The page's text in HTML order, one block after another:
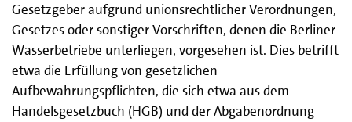
Gesetzgeber aufgrund unionsrechtlicher Verordnungen,
Gesetzes oder sonstiger Vorschriften, denen die Berliner
Wasserbetriebe unterliegen, vorgesehen ist. Dies betrifft
etwa die Erfüllung von gesetzlichen
Aufbewahrungspflichten, die sich etwa aus dem
Handelsgesetzbuch (HGB) und der Abgabenordnung